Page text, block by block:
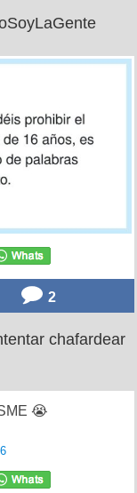
2
chafardear
😭